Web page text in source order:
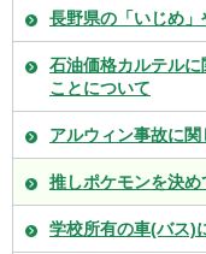
長野県の「いじめ
石油価格カルテル
ことについて
アルウィン事故に関
推しポケモンを決
学校所有の車(バス)